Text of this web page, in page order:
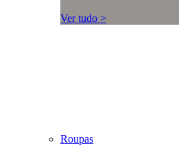
Ver tudo >
Roupas